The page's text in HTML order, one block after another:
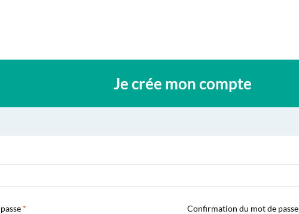
Je crée mon compte
Confirmation du mot de passe